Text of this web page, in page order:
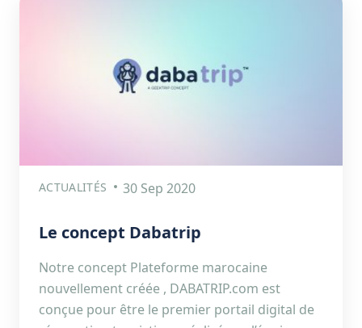
ACTUALITÉS 30 Sep 2020
Le concept Dabatrip
Notre concept Plateforme marocaine
nouvellement créée , DABATRIP.com est
conçue pour être le premier portail digital de